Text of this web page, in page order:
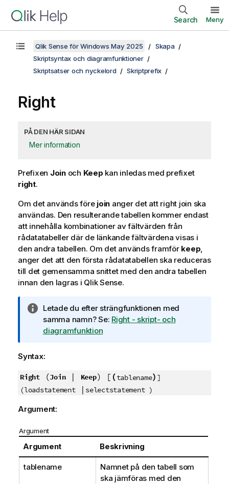
Search Meny
Qlik Sense för Windows May 2025
Skapa
Skriptsyntax och diagramfunktioner
Skriptsatser och nyckelord
Skriptprefix
Right
PÅ DEN HÄR SIDAN
Mer information
Prefixen Joinoch Keep kan inledas med prefixet
right.
Om det används före join anger det att right join ska
användas. Den resulterande tabellen kommer endast
att innehålla kombinationer av fältvärden från
rådatatabeller där de länkande fältvärdena visas i
den andra tabellen. Om det används framför keep,
anger det att den första rådatatabellen ska reduceras
till det gemensamma snittet med den andra tabellen
innan den lagras i Qlik Sense.
A
n
t
c
n
i
g
m
i
n
f
Letade du efter strängfunktionen med
samma namn? Se: Right - skript- och
diagramfunktion
Syntax:
Right(Join| Keep) [ (tablename) ]
(loadstatement| selectstatement )
Argument:
Argument
Argument Beskrivning
tablename
Namnet på den tabell som
ska jämföras med den